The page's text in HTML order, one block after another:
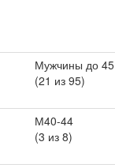
Мужчины до 45
(21 из 95)
М40-44
(3 из 8)